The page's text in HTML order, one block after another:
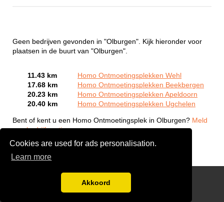
Cookies are used for ads personalisation.
Learn more
Akkoord
Geen bedrijven gevonden in "Olburgen". Kijk hieronder voor
plaatsen in de buurt van "Olburgen".
11.43 km
Homo Ontmoetingsplekken Wehl
17.68 km
Homo Ontmoetingsplekken Beekbergen
20.23 km
Homo Ontmoetingsplekken Apeldoorn
20.40 km
Homo Ontmoetingsplekken Ugchelen
Bent of kent u een Homo Ontmoetingsplek in Olburgen? Meld
een bedrijf gratis aan